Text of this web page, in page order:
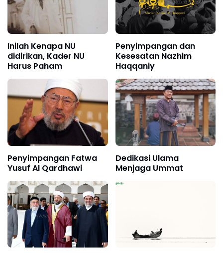
Inilah Kenapa NU
didirikan, Kader NU
Harus Paham
Penyimpangan dan
Kesesatan Nazhim
Haqqaniy
Penyimpangan Fatwa
Yusuf Al Qardhawi
Dedikasi Ulama
Menjaga Ummat